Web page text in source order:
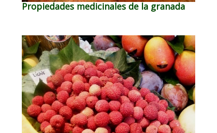
Propiedades medicinales de la granada